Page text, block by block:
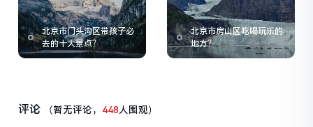
北京市门头沟区带孩子必
去的十大景点？
北京市房山区吃喝玩乐的
地方？
评论 （暂无评论， 448人围观）